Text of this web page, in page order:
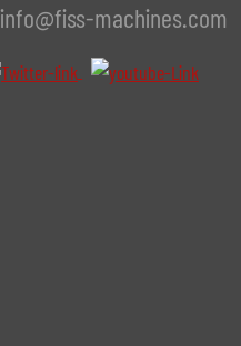
info@fiss-machines.com